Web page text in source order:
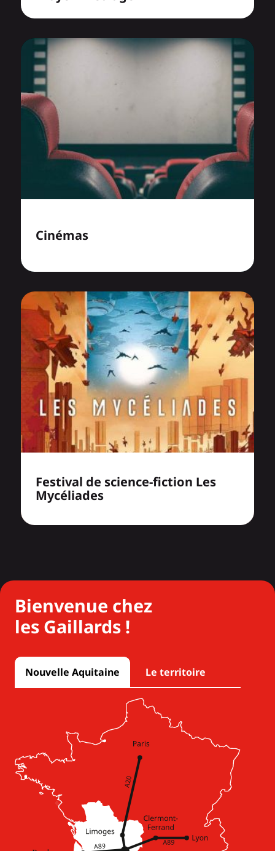
Cinémas
Festival de science-fiction Les
Mycéliades
Bienvenue chez
les Gaillards !
Nouvelle Aquitaine Le territoire